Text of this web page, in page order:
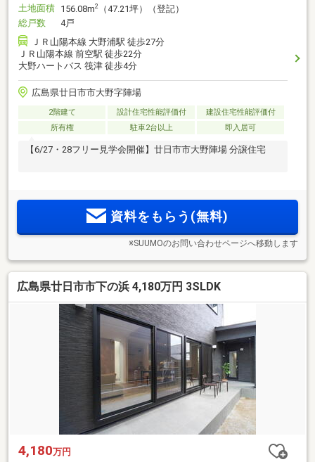
土地面積 156.08m2
（47.21坪）（登記）
総戸数
4戸
ＪＲ山陽本線 大野浦駅 徒歩27分
ＪＲ山陽本線 前空駅 徒歩22分
大野ハートバス 筏津 徒歩4分
広島県廿日市市大野字陣場
2階建て 設計住宅性能評価付
建設住宅性能評価付
所有権
駐車2台以上 即入居可
【6/27・28フリー見学会開催】廿日市市大野陣場 分譲住宅
資料をもらう(無料)
※SUUMOのお問い合わせページへ移動します
広島県廿日市市下の浜 4,180万円 3SLDK
4,180万円